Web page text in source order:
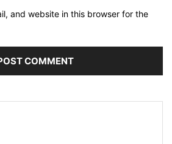
and website in this browser for the